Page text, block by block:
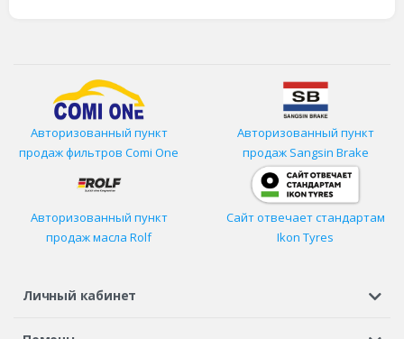
Авторизованный пункт
продаж фильтров Comi One
Авторизованный пункт
продаж Sangsin Brake
Авторизованный пункт
продаж масла Rolf
Сайт отвечает стандартам
Ikon Tyres
Личный кабинет